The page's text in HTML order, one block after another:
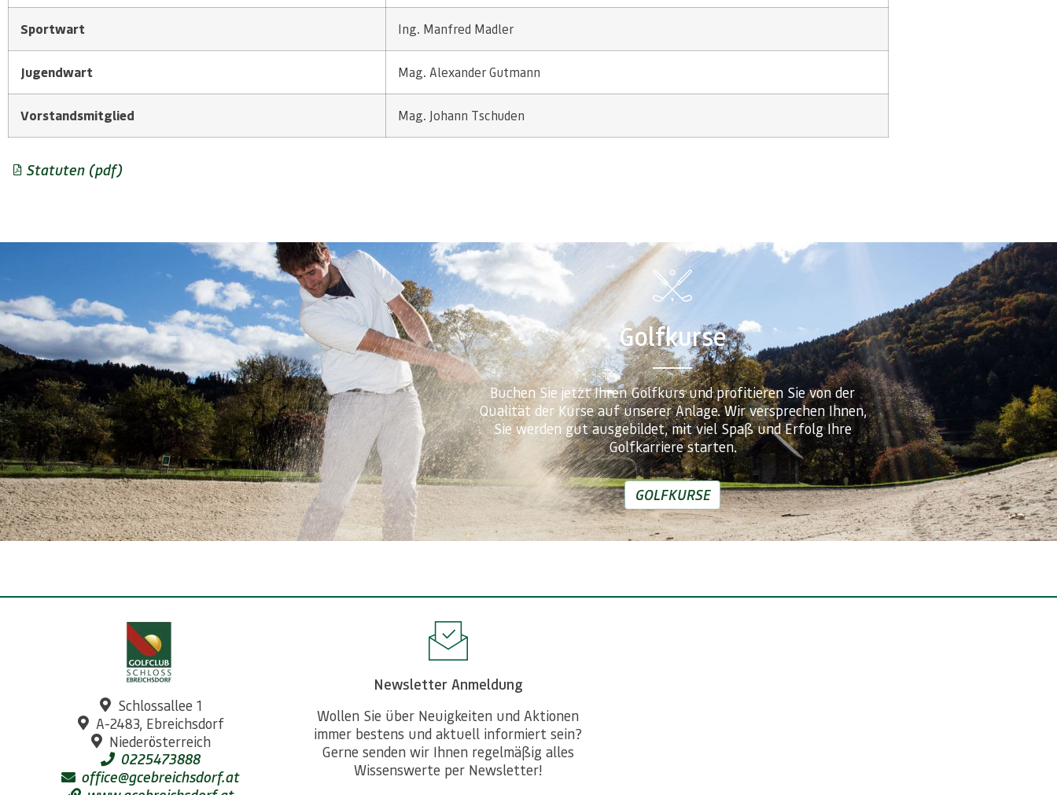
Sportwart Ing. Manfred Madler
Jugendwart Mag. Alexander Gutmann
Vorstandsmitglied Mag. Johann Tschuden
Statuten (pdf)
Golfkurse
Buchen Sie jetzt Ihren Golfkurs und profitieren Sie von der
Qualität der Kurse auf unserer Anlage. Wir versprechen Ihnen,
Sie werden gut ausgebildet, mit viel Spaß und Erfolg Ihre
Golfkarriere starten.
GOLFKURSE
Schlossallee 1
A-2483, Ebreichsdorf
Niederösterreich
0225473888
office@gcebreichsdorf.at
Newsletter Anmeldung
Wollen Sie über Neuigkeiten und Aktionen
immer bestens und aktuell informiert sein?
Gerne senden wir Ihnen regelmäßig alles
Wissenswerte per Newsletter!